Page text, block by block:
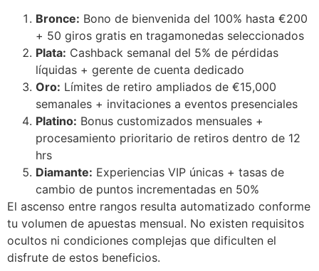
Panel
Panel
Panel
Panel
Panel
Panel
Panel
panel
panel
Bronce: Bono de bienvenida del 100% hasta €200
+ 50 giros gratis en tragamonedas seleccionados
Plata: Cashback semanal del 5% de pérdidas
líquidas + gerente de cuenta dedicado
Oro: Límites de retiro ampliados de €15,000
semanales + invitaciones a eventos presenciales
Platino: Bonus customizados mensuales +
procesamiento prioritario de retiros dentro de 12
hrs
Diamante: Experiencias VIP únicas + tasas de
cambio de puntos incrementadas en 50%
El ascenso entre rangos resulta automatizado conforme
tu volumen de apuestas mensual. No existen requisitos
ocultos ni condiciones complejas que dificulten el
disfrute de estos beneficios.